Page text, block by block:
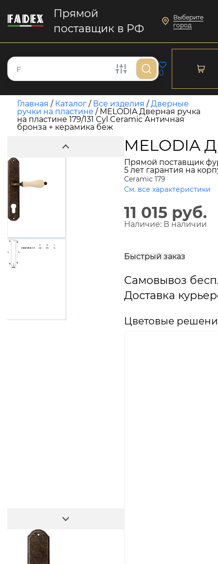
Прямой
поставщик в РФ
Выберите
город
0
Главная / Каталог / Все изделия /Дверные
ручки на пластине / MELODIA Дверная ручка
на пластине 179/131 Cyl Ceramic Античная
бронза + керамика беж
MELODIA
Прямой поставщик
5 лет гарантия на
Ceramic 179
См. все характеристики
11 015 руб.
Наличие: В наличии
Быстрый заказ
Самовывоз
Доставка
Цветовые